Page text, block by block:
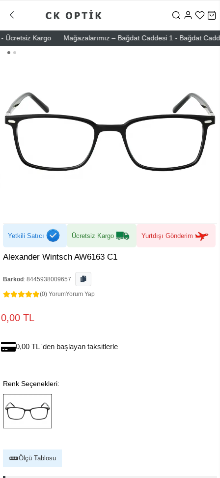
Kargo Mağazalarımız – Bağdat Caddesi 1 - Bağdat
Yetkili Satıcı Ücretsiz Kargo Yurtdışı Gönderim
Alexander Wintsch AW6163 C1
Barkod : 8445938009657
(0) YorumYorum Yap
0,00 TL
0,00 TL 'den başlayan taksitlerle
Renk Seçenekleri:
Ölçü Tablosu